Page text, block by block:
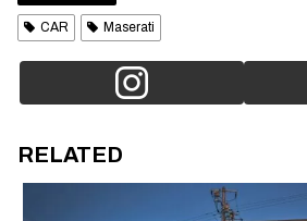
CAR Maserati
RELATED